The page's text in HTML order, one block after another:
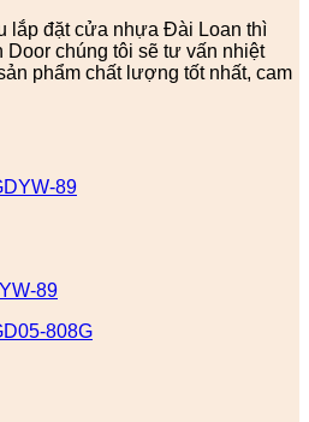
lắp đặt cửa nhựa Đài Loan thì
Door chúng tôi sẽ tư vấn nhiệt
phẩm chất lượng tốt nhất, cam
89